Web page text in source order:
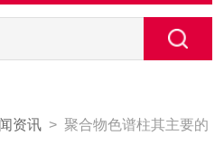
资讯 > 聚合物色谱柱其主要的